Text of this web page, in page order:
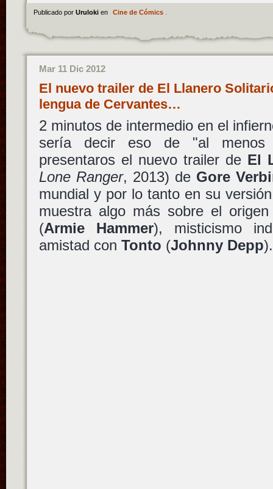
Publicado por Uruloki en Cine de Cómics.
Mar 11 Dic 2012
El nuevo trailer de El Llanero
lengua de Cervantes…
2 minutos de intermedio en el
sería decir eso de "al menos
presentaros el nuevo trailer de El
Lone Ranger, 2013) de Gore
mundial y por lo tanto en su
muestra algo más sobre el
(Armie Hammer), misticismo
amistad con Tonto (Johnny Depp).